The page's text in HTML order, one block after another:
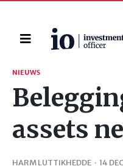
Home
Zoeken
NIEUWS
assets
HARM LUTTIKHEDDE · 14